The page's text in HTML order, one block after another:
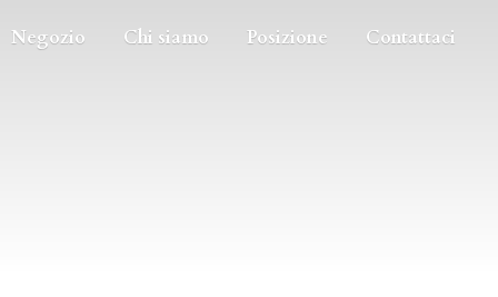
Negozio Chi siamo Posizione Contattaci